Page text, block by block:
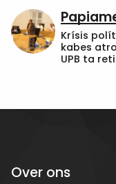
Krísis
kabes
UPB ta
Over ons